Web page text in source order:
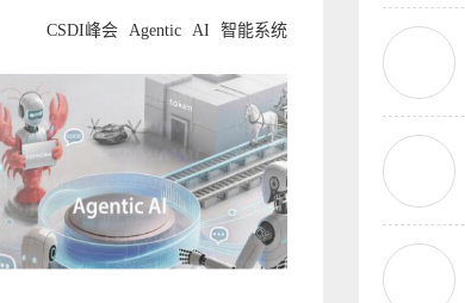
CSDI峰会 Agentic AI 智能系统